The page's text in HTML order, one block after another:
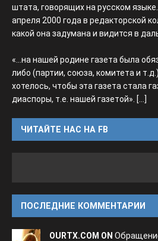
штата, говорящих на русском
апреля 2000 года в редакторской
какой она задумана и видится в
«...на нашей родине газета была
либо (партии, союза, комитета и
хотелось, чтобы эта газета стала
диаспоры, т.е. нашей газетой». [...]
ЧИТАЙТЕ НАС НА FB
ПОСЛЕДНИЕ КОММЕНТАРИИ
OURTX.COM ON